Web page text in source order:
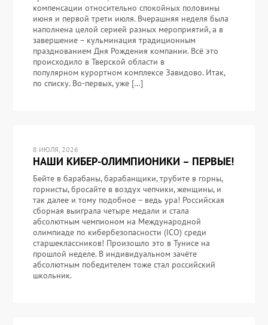
компенсации относительно спокойных половины
июня и первой трети июля. Вчерашняя неделя была
наполнена целой серией разных мероприятий, а в
завершение – кульминация традиционным
празднованием Дня Рождения компании. Всё это
происходило в Тверской области в
популярном курортном комплексе Завидово. Итак,
по списку. Во-первых, уже […]
8 ИЮЛЯ, 2026
НАШИ КИБЕР-ОЛИМПИОНИКИ – ПЕРВЫЕ!
Бейте в барабаны, барабанщики, трубите в горны,
горнисты, бросайте в воздух чепчики, женщины, и
так далее и тому подобное – ведь ура! Российская
сборная выиграла четыре медали и стала
абсолютным чемпионом на Международной
олимпиаде по кибербезопасности (ICO) среди
старшеклассников! Произошло это в Тунисе на
прошлой неделе. В индивидуальном зачёте
абсолютным победителем тоже стал российский
школьник.